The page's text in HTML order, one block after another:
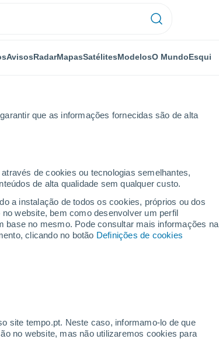
que as informações fornecidas são de alta
de cookies ou tecnologias semelhantes,
de alta qualidade sem qualquer custo.
a instalação de todos os cookies, próprios ou dos
website, bem como desenvolver um perfil
base no mesmo. Pode consultar mais informações na
clicando no botão Definições de cookies
site tempo.pt. Neste caso, informamo-lo de que
no website, mas não utilizaremos cookies para
AvisosRadarMapasSatélitesModelosO MundoEsqui